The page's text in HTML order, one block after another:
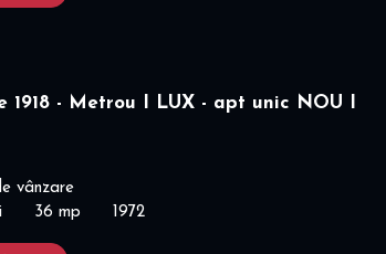
1918 - Metrou I LUX - apt unic NOU I
vânzare
36 mp 1972